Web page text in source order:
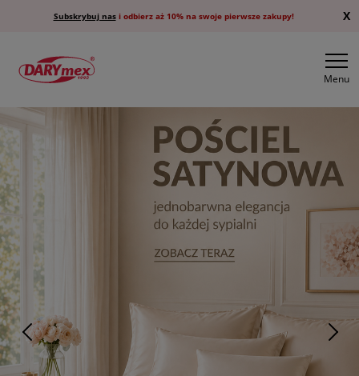
Subskrybuj nasi odbierz aż 10% na swoje pierwsze zakupy! X
Menu